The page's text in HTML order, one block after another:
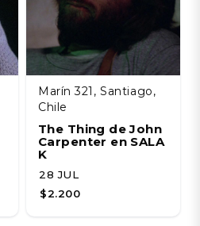
Marín 321, Santiago,
Chile
The Thing de John
Carpenter en SALA
K
28 JUL
$2.200